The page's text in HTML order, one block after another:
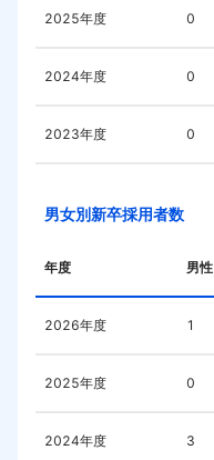
2025年度 0
2024年度 0
2023年度 0
男女別新卒採用者数
年度 男性
2026年度 1
2025年度 0
2024年度 3